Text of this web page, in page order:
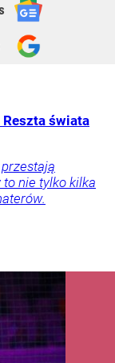
świata
nie tylko kilka